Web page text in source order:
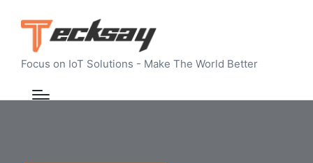
Focus on IoT Solutions - Make The World Better